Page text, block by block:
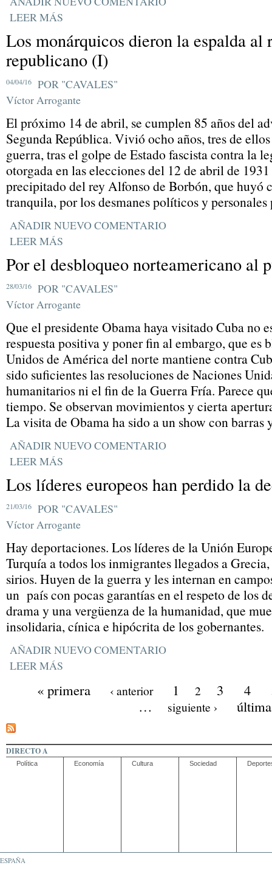
LEER MÁS
Los monárquicos dieron la espalda
republicano (I)
04/04/16
POR "CAVALES"
Víctor Arrogante
El próximo 14 de abril, se cumplen 85 años del
Segunda República. Vivió ocho años, tres de
guerra, tras el golpe de Estado fascista contra la
otorgada en las elecciones del 12 de abril de
precipitado del rey Alfonso de Borbón, que huyó
tranquila, por los desmanes políticos y
AÑADIR NUEVO COMENTARIO
LEER MÁS
Por el desbloqueo norteamericano al
28/03/16
POR "CAVALES"
Víctor Arrogante
Que el presidente Obama haya visitado Cuba no
respuesta positiva y poner fin al embargo, que es
Unidos de América del norte mantiene contra
sido suficientes las resoluciones de Naciones
humanitarios ni el fin de la Guerra Fría. Parece
tiempo. Se observan movimientos y cierta
La visita de Obama ha sido a un show con barras
AÑADIR NUEVO COMENTARIO
LEER MÁS
Los líderes europeos han perdido la
21/03/16
POR "CAVALES"
Víctor Arrogante
Hay deportaciones. Los líderes de la Unión
Turquía a todos los inmigrantes llegados a
sirios. Huyen de la guerra y les internan en
un país con pocas garantías en el respeto de los
drama y una vergüenza de la humanidad, que
insolidaria, cínica e hipócrita de los gobernantes.
AÑADIR NUEVO COMENTARIO
LEER MÁS
« primera ‹ anterior 1 2 3 4
…
siguiente ›
DIRECTO A
Política Economía Cultura Sociedad
ESPAÑA